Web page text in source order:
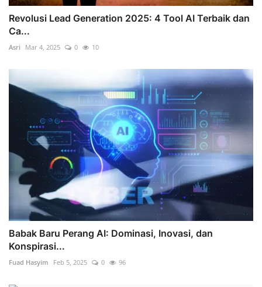
Revolusi Lead Generation 2025: 4 Tool AI Terbaik dan
Ca...
Asri Mar 4, 2025 0 10
Babak Baru Perang AI: Dominasi, Inovasi, dan
Konspirasi...
Fuad Hasyim Feb 5, 2025 0 96